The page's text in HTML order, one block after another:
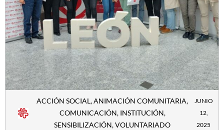
ACCIÓN SOCIAL,ANIMACIÓN COMUNITARIA,
COMUNICACIÓN, INSTITUCIÓN,
SENSIBILIZACIÓN,VOLUNTARIADO
JUNIO
12,
2025